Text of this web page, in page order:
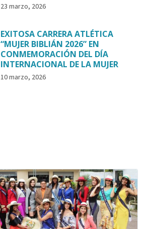
23 marzo, 2026
EXITOSA CARRERA ATLÉTICA
“MUJER BIBLIÁN 2026” EN
CONMEMORACIÓN DEL DÍA
INTERNACIONAL DE LA MUJER
10 marzo, 2026